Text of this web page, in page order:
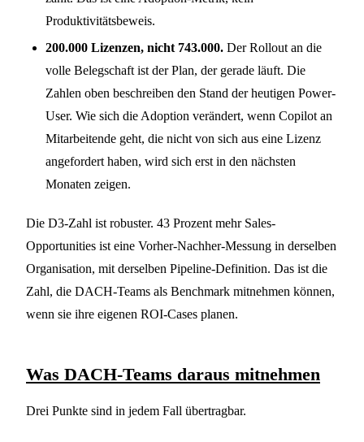
Produktivitätsbeweis.
200.000 Lizenzen, nicht 743.000. Der Rollout an die
volle Belegschaft ist der Plan, der gerade läuft. Die
Zahlen oben beschreiben den Stand der heutigen Power-
User. Wie sich die Adoption verändert, wenn Copilot an
Mitarbeitende geht, die nicht von sich aus eine Lizenz
angefordert haben, wird sich erst in den nächsten
Monaten zeigen.
Die D3-Zahl ist robuster. 43 Prozent mehr Sales-
Opportunities ist eine Vorher-Nachher-Messung in derselben
Organisation, mit derselben Pipeline-Definition. Das ist die
Zahl, die DACH-Teams als Benchmark mitnehmen können,
wenn sie ihre eigenen ROI-Cases planen.
Was DACH-Teams daraus mitnehmen
Drei Punkte sind in jedem Fall übertragbar.